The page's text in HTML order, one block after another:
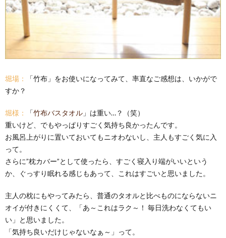
堀場：
「竹布」をお使いになってみて、率直なご感想は、いかがで
すか？
堀様： 「竹布バスタオル 」は重い…？（笑）
重いけど、でもやっぱりすごく気持ち良かったんです。
お風呂上がりに置いておいてもニオわないし、主人もすごく気に入
って。
さらに”枕カバー”として使ったら、すごく寝入り端がいいという
か、ぐっすり眠れる感じもあって、これはすごいと思いました。
主人の枕にもやってみたら、普通のタオルと比べものにならないニ
オイが付きにくくて、「あ～これはラク～！ 毎日洗わなくてもい
い」と思いました。
「気持ち良いだけじゃないなぁ～」って。